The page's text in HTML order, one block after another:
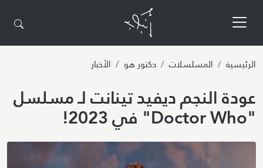
الرئيسية المسلسلات دكتور هو الأخبار
عودة النجم ديفيد تينانت لـ مسلسل
"Doctor Who" في 2023!